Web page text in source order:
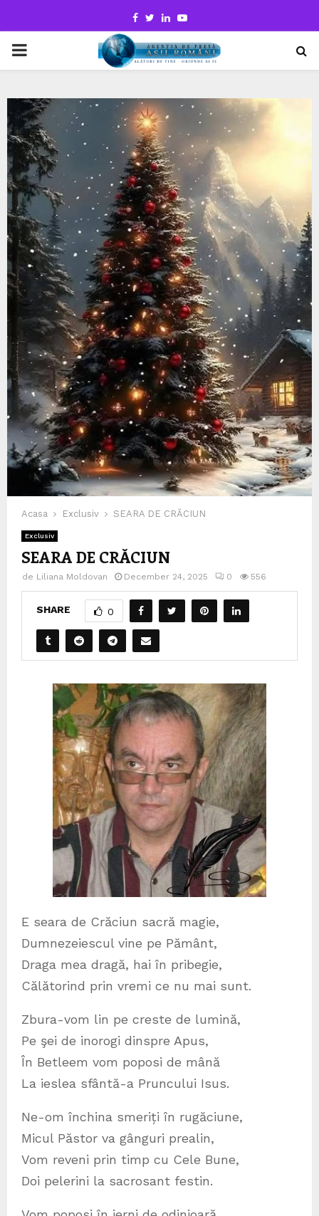
Facebook
TwitterLinkedinYoutube
PRIMARY
Acasa Exclusiv SEARA DE CRĂCIUN
Exclusiv
SEARA DE CRĂCIUN
de Liliana Moldovan December 24, 2025 0 556
SHARE 0
E seara de Crăciun sacră magie,
Dumnezeiescul vine pe Pământ,
Draga mea dragă, hai în pribegie,
Călătorind prin vremi ce nu mai sunt.
Zbura-vom lin pe creste de lumină,
Pe şei de inorogi dinspre Apus,
În Betleem vom poposi de mână
La ieslea sfântă-a Pruncului Isus.
Ne-om închina smeriți în rugăciune,
Micul Păstor va gânguri prealin,
Vom reveni prin timp cu Cele Bune,
Doi pelerini la sacrosant festin.